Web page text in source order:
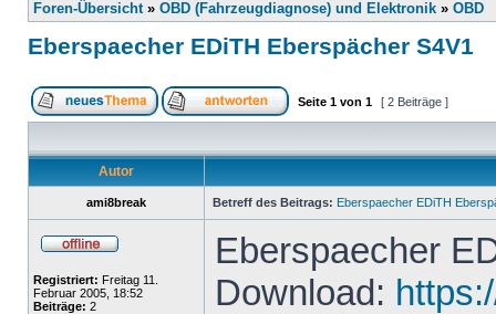
Foren-Übersicht» OBD (Fahrzeugdiagnose) und Elektronik » OBD
Eberspaecher EDiTH Eberspächer S4V1
Seite 1 von 1 [ 2 Beiträge ]
Autor
ami8break Betreff des Beitrags: Eberspaecher EDiTH
Registriert: Freitag 11.
Februar 2005, 18:52
Beiträge: 2
Eberspaecher
Download: